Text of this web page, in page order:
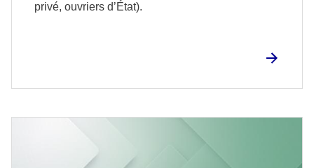
privé, ouvriers d’État).